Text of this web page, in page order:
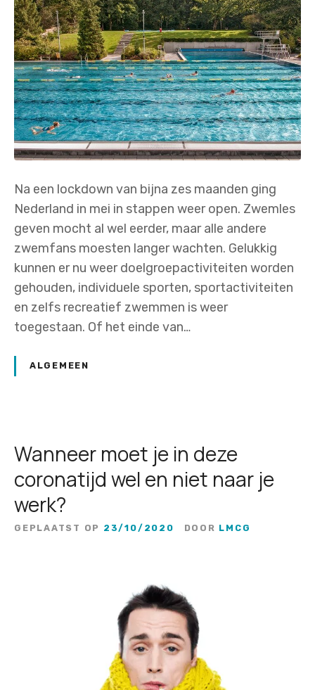
Na een lockdown van bijna zes maanden ging
Nederland in mei in stappen weer open. Zwemles
geven mocht al wel eerder, maar alle andere
zwemfans moesten langer wachten. Gelukkig
kunnen er nu weer doelgroepactiviteiten worden
gehouden, individuele sporten, sportactiviteiten
en zelfs recreatief zwemmen is weer
toegestaan. Of het einde van…
ALGEMEEN
Wanneer moet je in deze
coronatijd wel en niet naar je
werk?
GEPLAATST OP 23/10/2020 DOOR LMCG